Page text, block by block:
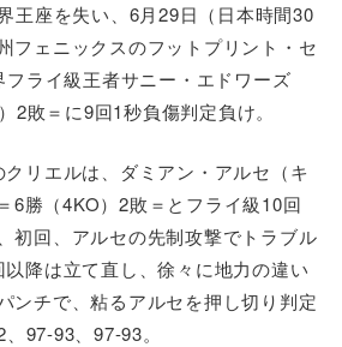
王座を失い、6月29日（日本時間30
フェニックスのフットプリント・セ
ライ級王者サニー・エドワーズ
2敗＝に9回1秒負傷判定負け。
リエルは、ダミアン・アルセ（キ
6勝（4KO）2敗＝とフライ級10回
初回、アルセの先制攻撃でトラブル
降は立て直し、徐々に地力の違い
ンチで、粘るアルセを押し切り判定
97-93、97-93。